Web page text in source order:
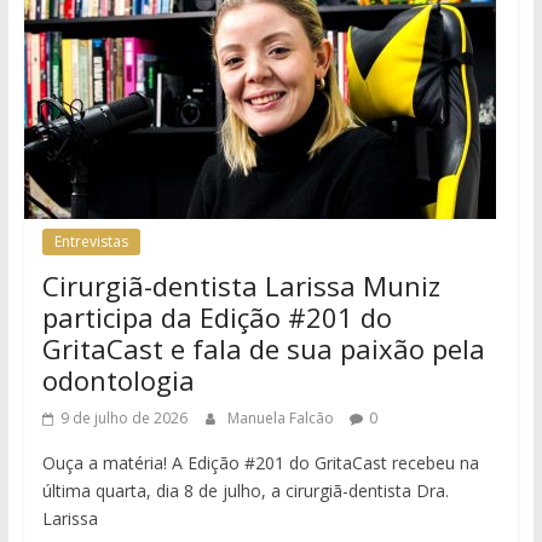
Entrevistas
Cirurgiã-dentista Larissa Muniz
participa da Edição #201 do
GritaCast e fala de sua paixão pela
odontologia
9 de julho de 2026 Manuela Falcão 0
Ouça a matéria! A Edição #201 do GritaCast recebeu na
última quarta, dia 8 de julho, a cirurgiã-dentista Dra.
Larissa